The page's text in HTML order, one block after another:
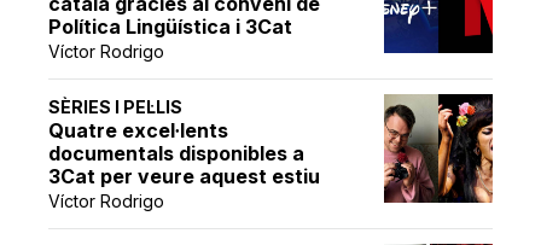
Política Lingüística i 3Cat
Víctor Rodrigo
SÈRIES I PEL·LIS
Quatre excel·lents
documentals disponibles a
3Cat per veure aquest estiu
Víctor Rodrigo